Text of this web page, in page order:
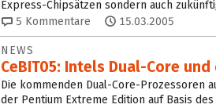
Express-Chipsätzen sondern auch
5 Kommentare 15.03.2005
NEWS
CeBIT05: Intels Dual-Core
Die kommenden Dual-Core-Prozessoren
der Pentium Extreme Edition auf Basis